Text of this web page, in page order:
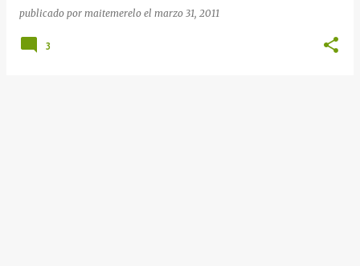
publicado por maitemerelo el marzo 31, 2011
3